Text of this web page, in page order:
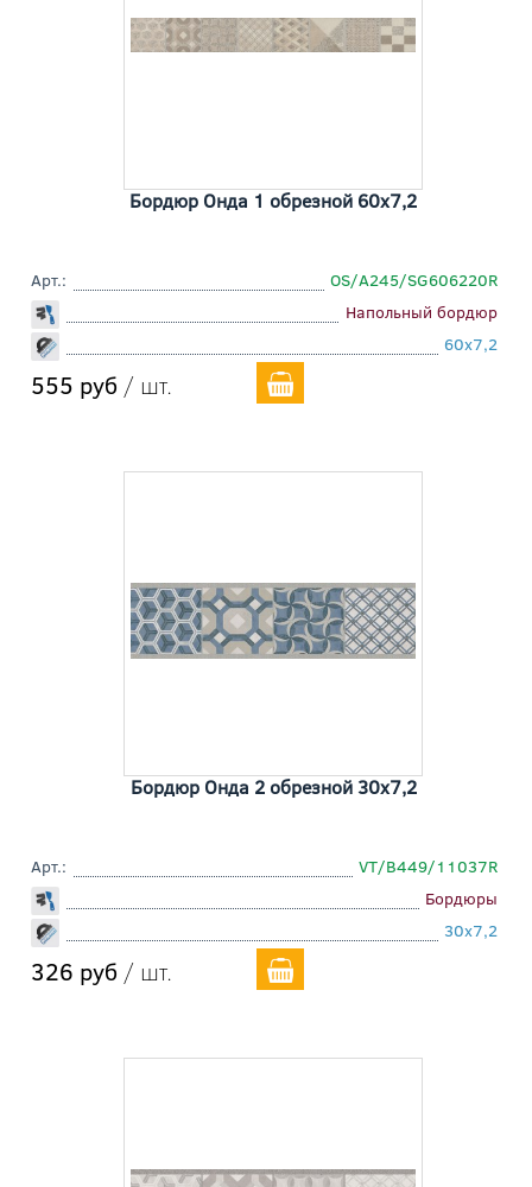
Бордюр Онда 1 обрезной 60x7,2
Арт.:
OS/A245/SG606220R
Напольный бордюр
60x7,2
555 руб / шт.
Бордюр Онда 2 обрезной 30x7,2
Арт.:
VT/B449/11037R
Бордюры
30x7,2
326 руб / шт.